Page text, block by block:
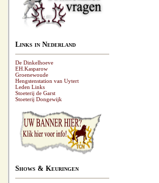
Links in Nederland
De Dinkelhoeve
EH.Kasparow
Groenewoude
Hengstenstation van Uytert
Leden Links
Stoeterij de Garst
Stoeterij Dongewijk
Shows & Keuringen